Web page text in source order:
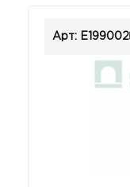
Арт: E199002